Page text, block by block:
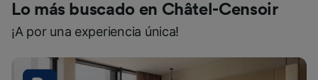
Lo más buscado en Châtel-Censoir
¡A por una experiencia única!